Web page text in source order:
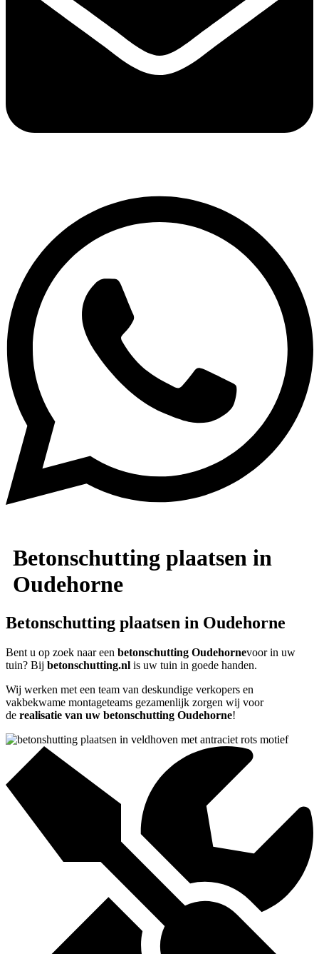
Betonschutting plaatsen in
Oudehorne
Betonschutting plaatsen in Oudehorne
Bent u op zoek naar een betonschutting Oudehornevoor in uw
tuin? Bij betonschutting.nl is uw tuin in goede handen.
Wij werken met een team van deskundige verkopers en
vakbekwame montageteams gezamenlijk zorgen wij voor
de realisatie van uw betonschutting Oudehorne!